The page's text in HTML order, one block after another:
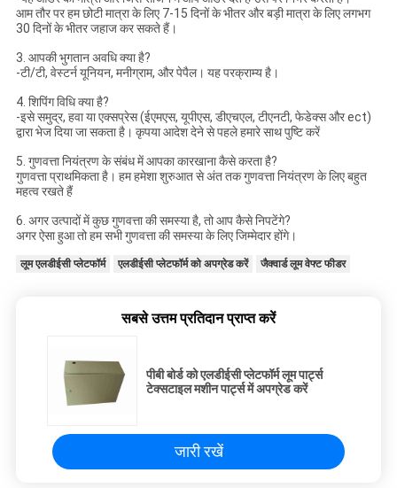
आम तौर पर हम छोटी मात्रा के लिए 7-15 दिनों के भीतर और बड़ी मात्रा के लिए लगभग
30 दिनों के भीतर जहाज कर सकते हैं।
3. आपकी भुगतान अवधि क्या है?
-टी/टी, वेस्टर्न यूनियन, मनीग्राम, और पेपैल। यह परक्राम्य है।
4. शिपिंग विधि क्या है?
-इसे समुद्र, हवा या एक्सप्रेस (ईएमएस, यूपीएस, डीएचएल, टीएनटी, फेडेक्स और ect)
द्वारा भेज दिया जा सकता है। कृपया आदेश देने से पहले हमारे साथ पुष्टि करें
5. गुणवत्ता नियंत्रण के संबंध में आपका कारखाना कैसे करता है?
गुणवत्ता प्राथमिकता है। हम हमेशा शुरुआत से अंत तक गुणवत्ता नियंत्रण के लिए बहुत
महत्व रखते हैं
6. अगर उत्पादों में कुछ गुणवत्ता की समस्या है, तो आप कैसे निपटेंगे?
अगर ऐसा हुआ तो हम सभी गुणवत्ता की समस्या के लिए जिम्मेदार होंगे।
लूम एलडीईसी प्लेटफॉर्म एलडीईसी प्लेटफॉर्म को अपग्रेड करें जैक्वार्ड लूम वेफ्ट फीडर
सबसे उत्तम प्रतिदान प्राप्त करें
पीबी बोर्ड को एलडीईसी प्लेटफॉर्म लूम पार्ट्स
टेक्सटाइल मशीन पार्ट्स में अपग्रेड करें
जारी रखें